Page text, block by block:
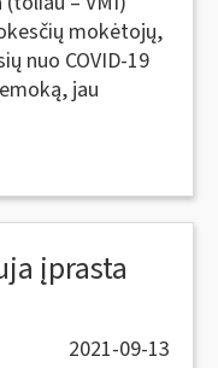
mokėtojų,
nuo COVID-19
jau
įprasta
2021-09-13